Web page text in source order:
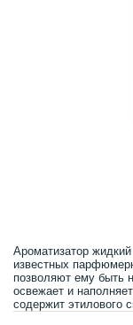
Ароматизатор
известных
позволяют ему быть
освежает и
содержит этилового